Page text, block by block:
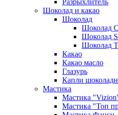
Разрыхлитель
Шоколад и какао
Шоколад
Шоколад
Шоколад
Шоколад
Какао
Какао масло
Глазурь
Капли
Мастика
Мастика
Мастика "Топ